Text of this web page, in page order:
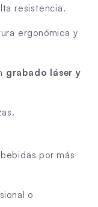
resistencia.
ergonómica y
grabado láser y
por más
o